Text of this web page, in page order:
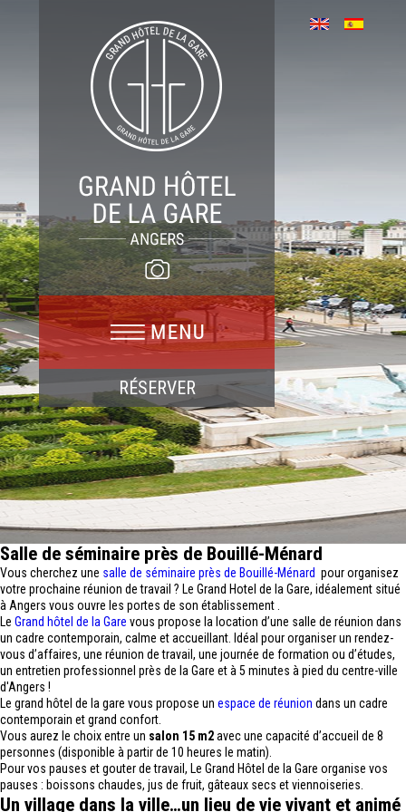
RÉSERVER
Salle de séminaire près de Bouillé-Ménard
Vous cherchez une salle de séminaire près de Bouillé-Ménard pour organisez
votre prochaine réunion de travail ? Le Grand Hotel de la Gare, idéalement situé
à Angers vous ouvre les portes de son établissement .
Le Grand hôtel de la Gare vous propose la location d’une salle de réunion dans
un cadre contemporain, calme et accueillant. Idéal pour organiser un rendez-
vous d’affaires, une réunion de travail, une journée de formation ou d’études,
un entretien professionnel près de la Gare et à 5 minutes à pied du centre-ville
d'Angers !
Le grand hôtel de la gare vous propose un espace de réunion dans un cadre
contemporain et grand confort.
Vous aurez le choix entre un salon 15 m2avec une capacité d’accueil de 8
personnes (disponible à partir de 10 heures le matin).
Pour vos pauses et gouter de travail, Le Grand Hôtel de la Gare organise vos
pauses : boissons chaudes, jus de fruit, gâteaux secs et viennoiseries.
Un village dans la ville…un lieu de vie vivant et animé